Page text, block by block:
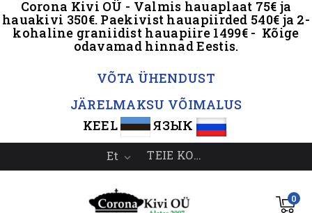
Corona Kivi OÜ - Valmis hauaplaat 75€ ja
hauakivi 350€. Paekivist hauapiirded 540€ ja 2-
kohaline graniidist hauapiire 1499€ - Kõige
odavamad hinnad Eestis.
VÕTA ÜHENDUST
JÄRELMAKSU VÕIMALUS
KEEL
ЯЗЫК
TEIE KONTO
Et 
0